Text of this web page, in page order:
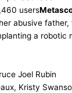
users
abusive
a robotic
Joel Rubin
Kristy